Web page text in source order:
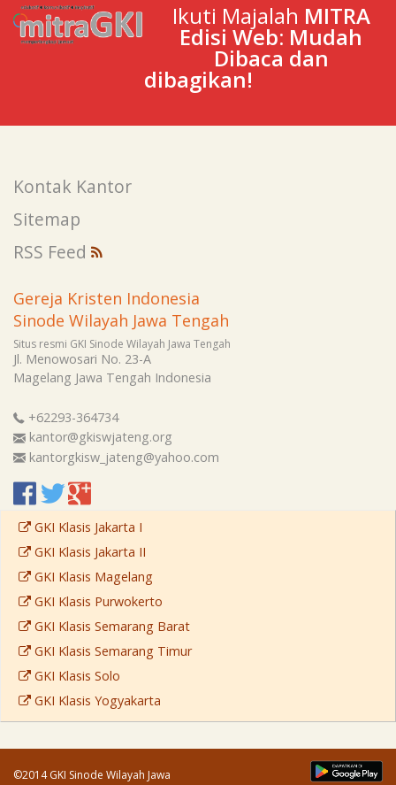
Ikuti Majalah MITRA
Edisi Web: Mudah
Dibaca dan
dibagikan!
Kontak Kantor
Sitemap
RSS Feed
Gereja Kristen Indonesia
Sinode Wilayah Jawa Tengah
Situs resmi GKI Sinode Wilayah Jawa Tengah
Jl. Menowosari No. 23-A
Magelang Jawa Tengah Indonesia
+62293-364734
kantor@gkiswjateng.org
kantorgkisw_jateng@yahoo.com
GKI Klasis Jakarta I
GKI Klasis Jakarta II
GKI Klasis Magelang
GKI Klasis Purwokerto
GKI Klasis Semarang Barat
GKI Klasis Semarang Timur
GKI Klasis Solo
GKI Klasis Yogyakarta
©2014 GKI Sinode Wilayah Jawa